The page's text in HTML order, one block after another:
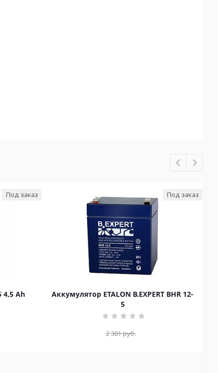
4,5 Ah
Под заказ
Аккумулятор ETALON B.EXPERT BHR 12-
5
Под заказ
2 381руб.